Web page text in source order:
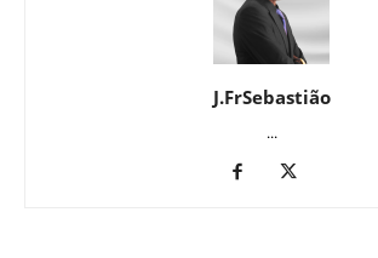
J.FrSebastião
...